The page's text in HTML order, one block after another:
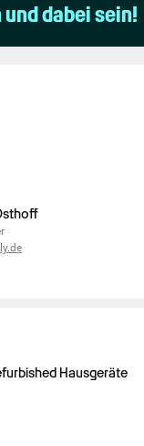
dabei sein!
Hausgeräte